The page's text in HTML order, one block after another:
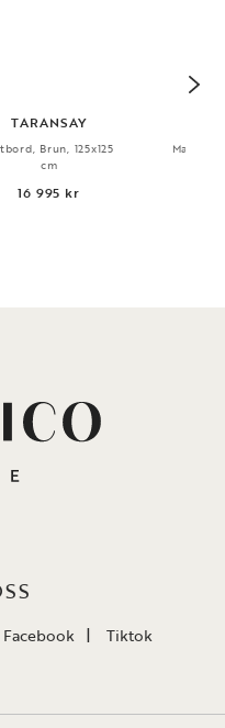
TARANSAY
Brun, 125x125
cm
16 995 kr
Facebook Tiktok